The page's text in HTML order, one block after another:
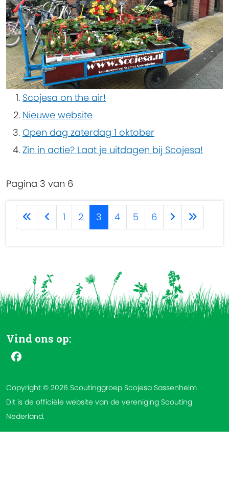
Scojesa on the air!
Nieuwe website
Open dag zaterdag 1 oktober
Zin in actie? Laat je uitdagen bij Scojesa!
Pagina 3 van 6
1 2 3 4 5 6
Vind ons op:
Copyright © 2026 Scoutinggroep Scojesa Sassenheim
Dit is de officiële website van de vereniging Scouting
Nederland.